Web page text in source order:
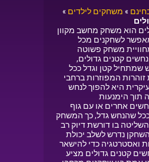
» משחקים לילדים »
הוא משחק מחשב מקוון
לשחקנים מכל
משחק פשוטה
קטנים גדולים,
שמתחיל קטן וגדל ככל
זוהרות המפוזרות ברחבי
היא להפוך לנחש
תוך הימנעות
אחרים או עם גוף
שהנחש גדל, כך המשחק
בו דורשת דיוק רב
נדרש לשלב יכולת
ואסטרטגיה כדי להישאר
קטנים גדולים מציע